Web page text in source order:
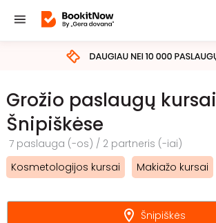
Grožio paslaugų kursai
Šnipiškėse
7 paslauga (-os) / 2 partneris (-iai)
Kosmetologijos kursai
Makiažo kursai
Šnipiškės